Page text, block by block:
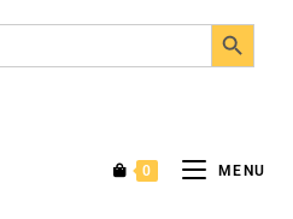
SEARCH BUTTON
0 MENU